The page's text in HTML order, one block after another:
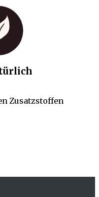
Zusatzstoffen